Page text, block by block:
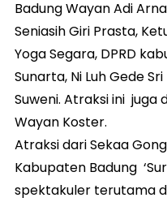
Badung Wayan Adi
Seniasih Giri Prasta,
Yoga Segara, DPRD
Sunarta, Ni Luh Gede
Suweni. Atraksi ini juga
Wayan Koster.
Atraksi dari Sekaa
Kabupaten Badung
spektakuler terutama